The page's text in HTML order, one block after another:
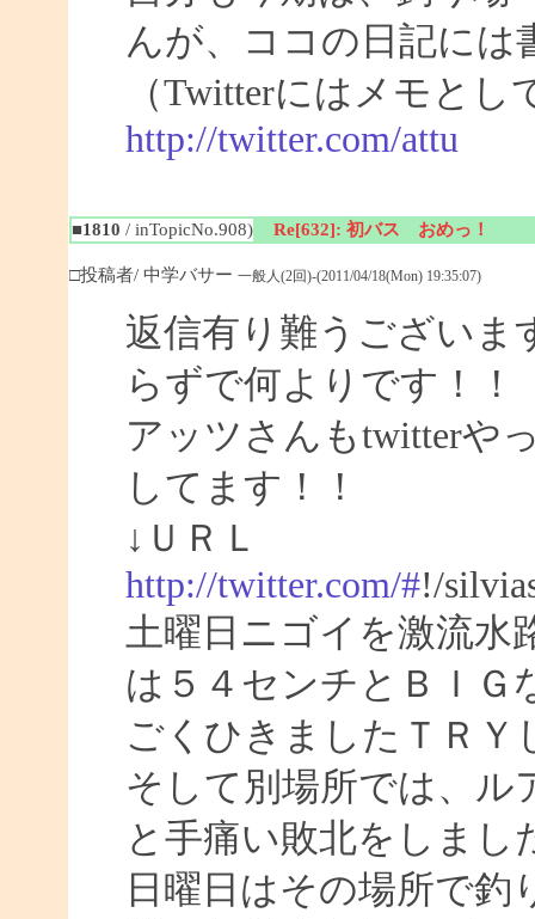
んが、ココの日記には
（Twitterにはメモと
http://twitter.com/attu
■1810 / inTopicNo.908) Re[632]: 初バス おめっ！
□投稿者/ 中学バサー 一般人(2回)-(2011/04/18(Mon) 19:35:07)
返信有り難うございま
らずで何よりです！！
アッツさんもtwitterや
してます！！
↓ＵＲＬ
http://twitter.com/#!/
土曜日ニゴイを激流水
は５４センチとＢＩＧ
ごくひきましたＴＲ
そして別場所では、ル
と手痛い敗北をしまし
日曜日はその場所で